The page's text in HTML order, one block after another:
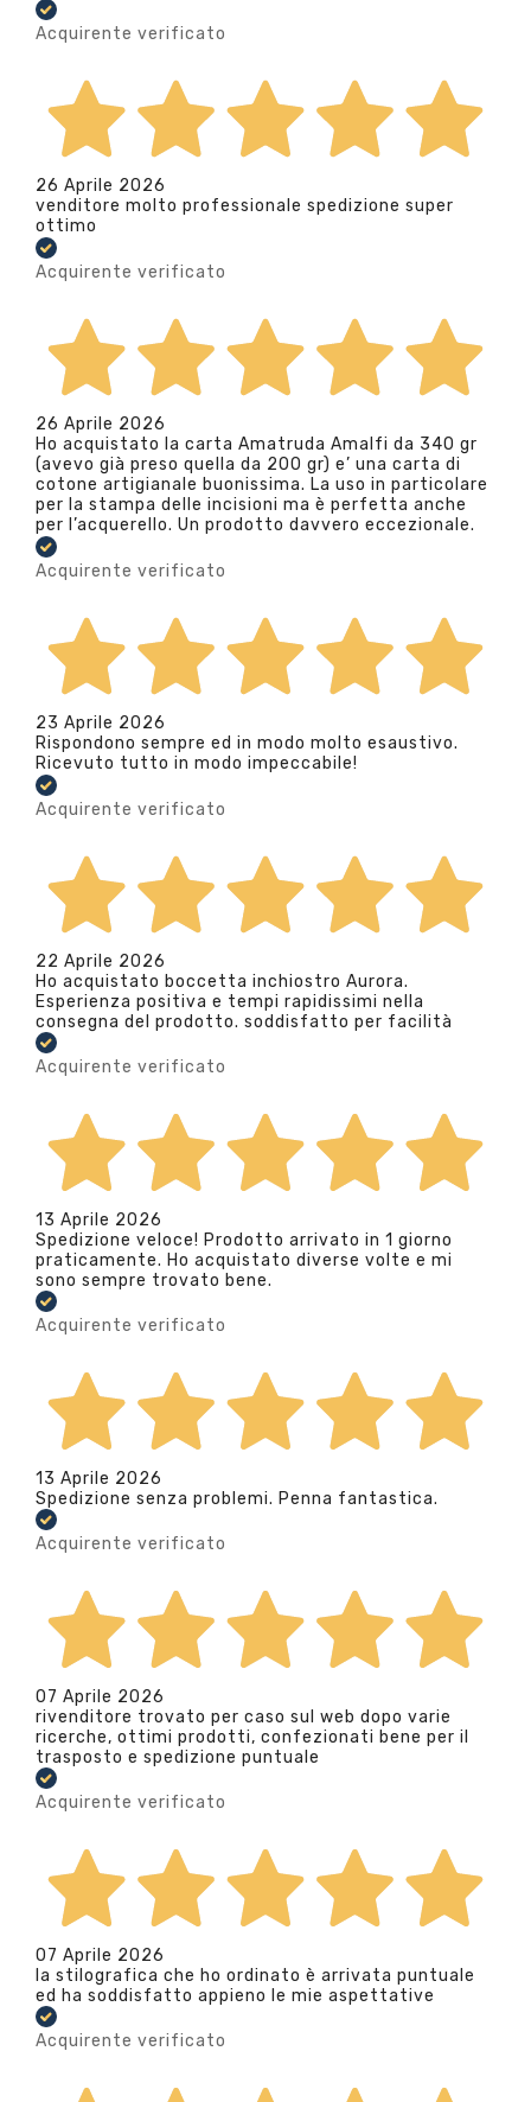
Acquirente verificato
26 Aprile 2026
venditore molto professionale spedizione super
ottimo
Acquirente verificato
26 Aprile 2026
Ho acquistato la carta Amatruda Amalfi da 340 gr
(avevo già preso quella da 200 gr) e’ una carta di
cotone artigianale buonissima. La uso in particolare
per la stampa delle incisioni ma è perfetta anche
per l’acquerello. Un prodotto davvero eccezionale.
Acquirente verificato
23 Aprile 2026
Rispondono sempre ed in modo molto esaustivo.
Ricevuto tutto in modo impeccabile!
Acquirente verificato
22 Aprile 2026
Ho acquistato boccetta inchiostro Aurora.
Esperienza positiva e tempi rapidissimi nella
consegna del prodotto. soddisfatto per facilità
Acquirente verificato
13 Aprile 2026
Spedizione veloce! Prodotto arrivato in 1 giorno
praticamente. Ho acquistato diverse volte e mi
sono sempre trovato bene.
Acquirente verificato
13 Aprile 2026
Spedizione senza problemi. Penna fantastica.
Acquirente verificato
07 Aprile 2026
rivenditore trovato per caso sul web dopo varie
ricerche, ottimi prodotti, confezionati bene per il
trasposto e spedizione puntuale
Acquirente verificato
07 Aprile 2026
la stilografica che ho ordinato è arrivata puntuale
ed ha soddisfatto appieno le mie aspettative
Acquirente verificato